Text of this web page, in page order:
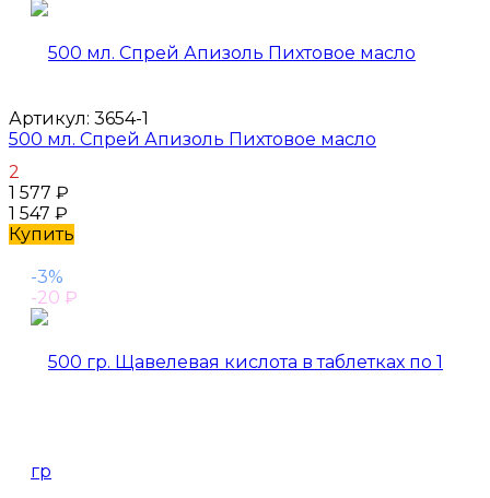
Артикул: 3654-1
500 мл. Спрей Апизоль Пихтовое масло
2
1 577 ₽
1 547 ₽
Купить
-3%
-20 ₽